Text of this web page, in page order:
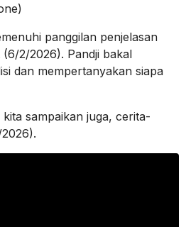
panggilan penjelasan
2/2026). Pandji bakal
dan mempertanyakan siapa
sampaikan juga, cerita-